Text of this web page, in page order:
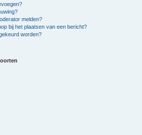
melden?
bij het plaatsen van een bericht?
worden?